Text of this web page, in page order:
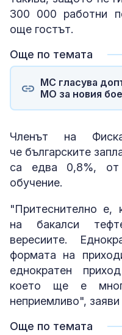
300 000 работни
още гостът.
Още по темата
МС гласува
МО за новия
Членът на
че българските
са едва 0,8%,
обучение.
"Притеснително е,
на бакалси
вересиите.
формата на
еднократен
което ще е
неприемливо",
Още по темата